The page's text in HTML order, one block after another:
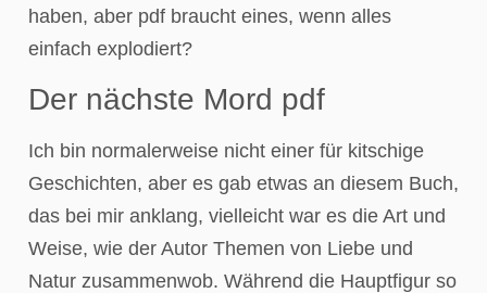
haben, aber pdf braucht eines, wenn alles
einfach explodiert?
Der nächste Mord pdf
Ich bin normalerweise nicht einer für kitschige
Geschichten, aber es gab etwas an diesem Buch,
das bei mir anklang, vielleicht war es die Art und
Weise, wie der Autor Themen von Liebe und
Natur zusammenwob. Während die Hauptfigur so